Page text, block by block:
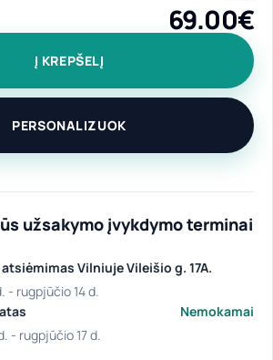
įrankių rinkinys „Griliaus meistras"
69.00€
Į KREPŠELĮ
PERSONALIZUOK
užsakymo įvykdymo terminai
Vilniuje Vileišio g. 17A.
- rugpjūčio 14 d.
Nemokamai
- rugpjūčio 17 d.